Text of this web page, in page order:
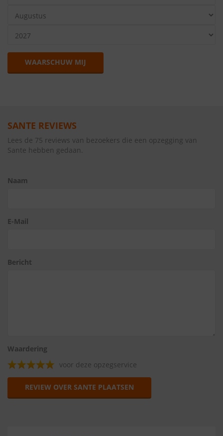
WAARSCHUW MIJ
SANTE REVIEWS
Lees de 75 reviews van bezoekers die een opzegging van
Sante hebben gedaan.
Naam
E-Mail
Bericht
Waardering
voor deze opzegservice
REVIEW OVER SANTE PLAATSEN